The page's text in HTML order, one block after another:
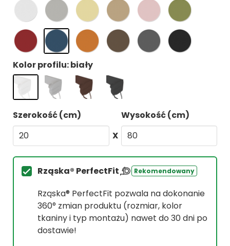
Kolor profilu: biały
Szerokość (cm)
X
Wysokość (cm)
Rząska® PerfectFit Rekomendowany
Rząska® PerfectFit pozwala na dokonanie
360° zmian produktu (rozmiar, kolor
tkaniny i typ montażu) nawet do 30 dni po
dostawie!